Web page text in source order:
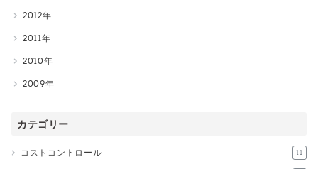
2012
2011
2010
2009
カテゴリー
コストコントロール 11